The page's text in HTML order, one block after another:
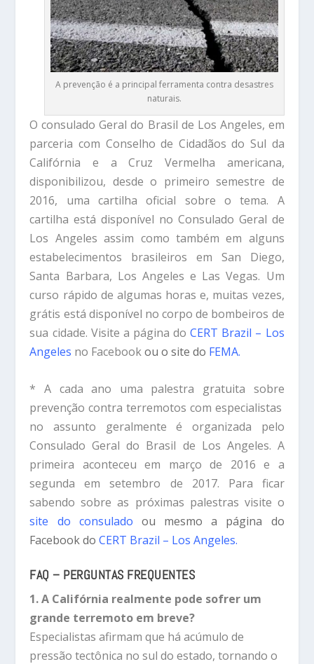
A prevenção é a principal ferramenta contra desastres
naturais.
O consulado Geral do Brasil de Los Angeles, em
parceria com Conselho de Cidadãos do Sul da
Califórnia e a Cruz Vermelha americana,
disponibilizou, desde o primeiro semestre de
2016, uma cartilha oficial sobre o tema. A
cartilha está disponível no Consulado Geral de
Los Angeles assim como também em alguns
estabelecimentos brasileiros em San Diego,
Santa Barbara, Los Angeles e Las Vegas. Um
curso rápido de algumas horas e, muitas vezes,
grátis está disponível no corpo de bombeiros de
sua cidade. Visite a página do CERT Brazil – Los
Angeles no Facebookou o site do FEMA.
* A cada ano uma palestra gratuita sobre
prevenção contra terremotos com especialistas
no assunto geralmente é organizada pelo
Consulado Geral do Brasil de Los Angeles. A
primeira aconteceu em março de 2016 e a
segunda em setembro de 2017. Para ficar
sabendo sobre as próximas palestras visite o
site do consulado ou mesmo a página do
Facebook doCERT Brazil – Los Angeles.
FAQ – PERGUNTAS FREQUENTES
1. A Califórnia realmente pode sofrer um
grande terremoto em breve?
Especialistas afirmam que há acúmulo de
pressão tectônica no sul do estado, tornando o